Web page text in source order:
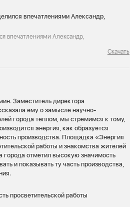
впечатлениями Александр,
Скачать
Заместитель директора
ему о замысле научно-
города теплом, мы стремимся к тому,
энергия, как образуется
производства. Площадка «Энергия
работы и знакомства жителей
города отметил высокую значимость
и показывать ту часть производства,